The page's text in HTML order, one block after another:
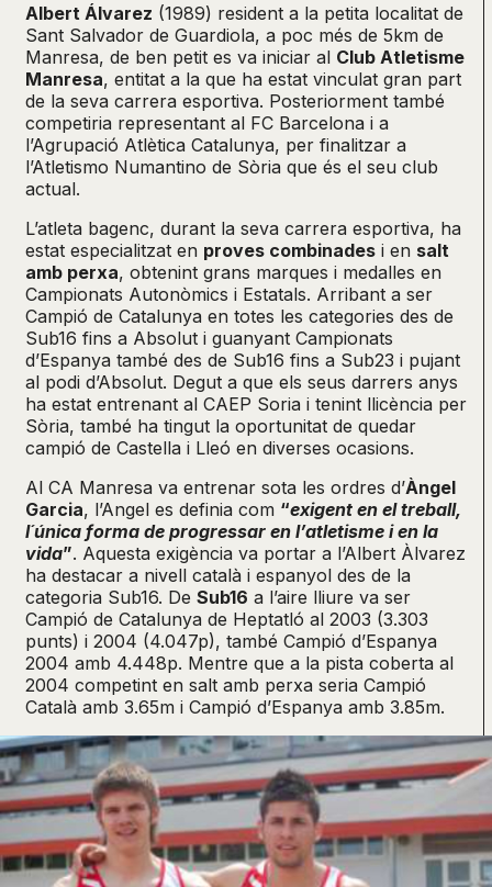
Albert Álvarez (1989) resident a la petita localitat de
Sant Salvador de Guardiola, a poc més de 5km de
Manresa, de ben petit es va iniciar al Club Atletisme
Manresa, entitat a la que ha estat vinculat gran part
de la seva carrera esportiva. Posteriorment també
competiria representant al FC Barcelona i a
l’Agrupació Atlètica Catalunya, per finalitzar a
l’Atletismo Numantino de Sòria que és el seu club
actual.
L’atleta bagenc, durant la seva carrera esportiva, ha
estat especialitzat en proves combinades i en salt
amb perxa, obtenint grans marques i medalles en
Campionats Autonòmics i Estatals. Arribant a ser
Campió de Catalunya en totes les categories des de
Sub16 fins a Absolut i guanyant Campionats
d’Espanya també des de Sub16 fins a Sub23 i pujant
al podi d’Absolut. Degut a que els seus darrers anys
ha estat entrenant al CAEP Soria i tenint llicència per
Sòria, també ha tingut la oportunitat de quedar
campió de Castella i Lleó en diverses ocasions.
Al CA Manresa va entrenar sota les ordres d’Àngel
Garcia, l’Angel es definia com “exigent en el treball,
l´única forma de progressar en l’atletisme i en la
vida”. Aquesta exigència va portar a l’Albert Àlvarez
ha destacar a nivell català i espanyol des de la
categoria Sub16. De Sub16 a l’aire lliure va ser
Campió de Catalunya de Heptatló al 2003 (3.303
punts) i 2004 (4.047p), també Campió d’Espanya
2004 amb 4.448p. Mentre que a la pista coberta al
2004 competint en salt amb perxa seria Campió
Català amb 3.65m i Campió d’Espanya amb 3.85m.